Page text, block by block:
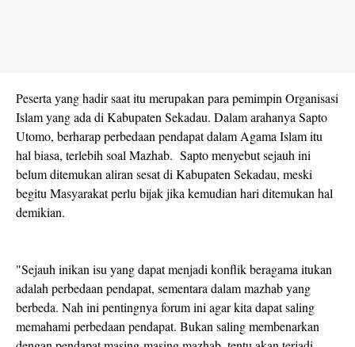
Peserta yang hadir saat itu merupakan para pemimpin Organisasi
Islam yang ada di Kabupaten Sekadau. Dalam arahanya Sapto
Utomo, berharap perbedaan pendapat dalam Agama Islam itu
hal biasa, terlebih soal Mazhab. Sapto menyebut sejauh ini
belum ditemukan aliran sesat di Kabupaten Sekadau, meski
begitu Masyarakat perlu bijak jika kemudian hari ditemukan hal
demikian.
"Sejauh inikan isu yang dapat menjadi konflik beragama itukan
adalah perbedaan pendapat, sementara dalam mazhab yang
berbeda. Nah ini pentingnya forum ini agar kita dapat saling
memahami perbedaan pendapat. Bukan saling membenarkan